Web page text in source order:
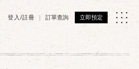
登入/註冊 訂單查詢 立即預定